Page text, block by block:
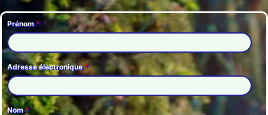
Prénom*
Adresse électronique*
Nom*